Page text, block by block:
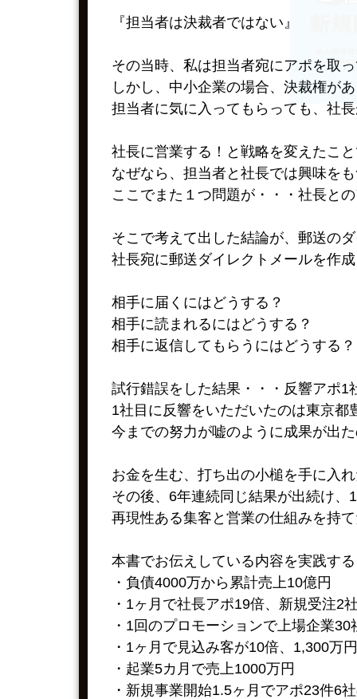
『担当者は決裁者ではない』
その当時、私は担当者宛にアポを取
しかし、中小企業の場合、決裁権が
担当者に気に入ってもらっても、社
社長に営業する！と戦略を変えたこ
なぜなら、担当者と社長では興味を
ここでまた１つ問題が・・・社長と
そこで考えて出した結論が、郵送の
社長宛に郵送ダイレクトメールを作
相手に届くにはどうする？
相手に読まれるにはどうする？
相手に返信してもらうにはどうする？
試行錯誤をした結果・・・反響アポ1
1社目に反響をいただいたのは東京都
今までの努力が嘘のように成果が出
お金を生む、打ち出の小槌を手に入
その後、6年連続同じ結果が出続け
再現性ある集客と営業の仕組みを持
本書でお伝えしている内容を実践す
・負債4000万から累計売上10億円
・1ヶ月で社長アポ19倍、新規受注2
・1回のプロモーションで上場企業
・1ヶ月で見込み客が10倍、1,300万
・起業5カ月で売上1000万円
・新規事業開始1.5ヶ月でアポ23件6